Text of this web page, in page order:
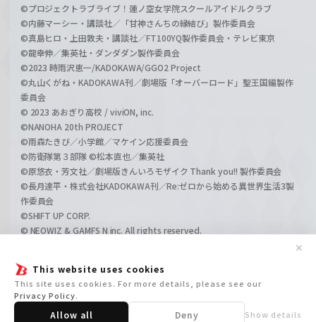
This website uses cookies
This site uses cookies. For more details, please see our
Privacy Policy.
Allow all Deny Show details
✕
©プロジェクトラブライブ！蓮ノ空女学院スクールアイドルクラブ
©内藤マーシー・講談社／「甘神さんちの縁結び」製作委員会
©真島ヒロ・上田敦夫・講談社／FT100YQ製作委員会・テレビ東京
©龍幸伸／集英社・ダンダダン製作委員会
©2023 時雨沢恵一/KADOKAWA/GGO2 Project
©丸山くがね・KADOKAWA刊／劇場版「オーバーロード」聖王国編製作
委員会
© 2023 あおぎり高校 / viviON, inc.
©NANOHA 20th PROJECT
©雨森たきび／小学館／マケイン応援委員会
©防衛隊第３部隊 ©松本直也／集英社
©原悠衣・芳文社／劇場版きんいろモザイク Thank you!! 製作委員会
©長月達平・株式会社KADOKAWA刊／Re:ゼロから始める異世界生活3製
作委員会
©SHIFT UP CORP.
© NEOWIZ & GAMFS N inc. All rights reserved.
©GIRLS und PANZER Film Projekt
©GIRLS und PANZER Finale Projekt